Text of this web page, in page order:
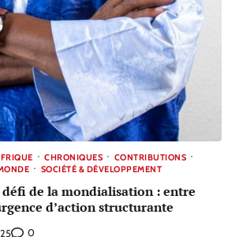
CHRONIQUES
CONTRIBUTIONS
SOCIÉTÉ & DÉVELOPPEMENT
défi de la mondialisation : entre
d’action structurante
0